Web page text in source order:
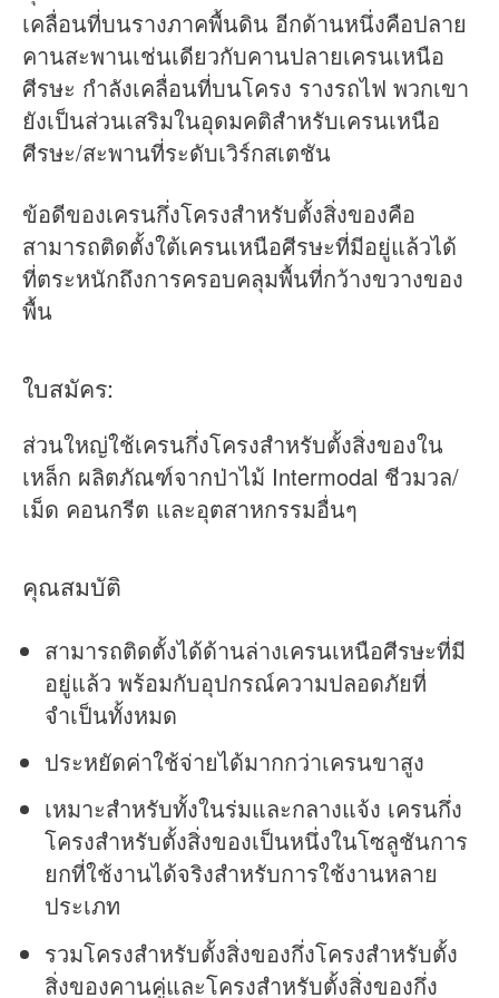
เคลื่อนที่บนรางภาคพื้นดิน อีกด้านหนึ่งคือปลาย
คานสะพานเช่นเดียวกับคานปลายเครนเหนือ
ศีรษะ กำลังเคลื่อนที่บนโครง รางรถไฟ พวกเขา
ยังเป็นส่วนเสริมในอุดมคติสำหรับเครนเหนือ
ศีรษะ/สะพานที่ระดับเวิร์กสเตชัน
ข้อดีของเครนกึ่งโครงสำหรับตั้งสิ่งของคือ
สามารถติดตั้งใต้เครนเหนือศีรษะที่มีอยู่แล้วได้
ที่ตระหนักถึงการครอบคลุมพื้นที่กว้างขวางของ
พื้น
ใบสมัคร:
ส่วนใหญ่ใช้เครนกึ่งโครงสำหรับตั้งสิ่งของใน
เหล็ก ผลิตภัณฑ์จากป่าไม้ Intermodal ชีวมวล/
เม็ด คอนกรีต และอุตสาหกรรมอื่นๆ
คุณสมบัติ
สามารถติดตั้งได้ด้านล่างเครนเหนือศีรษะที่มี
อยู่แล้ว พร้อมกับอุปกรณ์ความปลอดภัยที่
จำเป็นทั้งหมด
ประหยัดค่าใช้จ่ายได้มากกว่าเครนขาสูง
เหมาะสำหรับทั้งในร่มและกลางแจ้ง เครนกึ่ง
โครงสำหรับตั้งสิ่งของเป็นหนึ่งในโซลูชันการ
ยกที่ใช้งานได้จริงสำหรับการใช้งานหลาย
ประเภท
รวมโครงสำหรับตั้งสิ่งของกึ่งโครงสำหรับตั้ง
สิ่งของคานคู่และโครงสำหรับตั้งสิ่งของกึ่ง